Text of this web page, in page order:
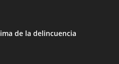
de la delincuencia